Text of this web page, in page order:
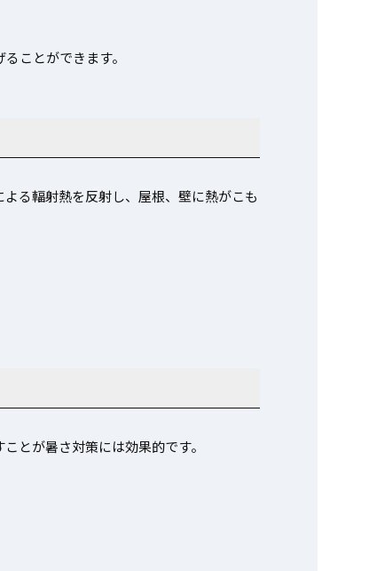
ことができます。
る輻射熱を反射し、屋根、壁に熱がこも
とが暑さ対策には効果的です。